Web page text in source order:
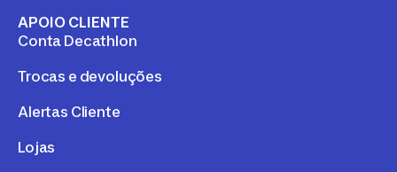
APOIO CLIENTE
Conta Decathlon
Trocas e devoluções
Alertas Cliente
Lojas